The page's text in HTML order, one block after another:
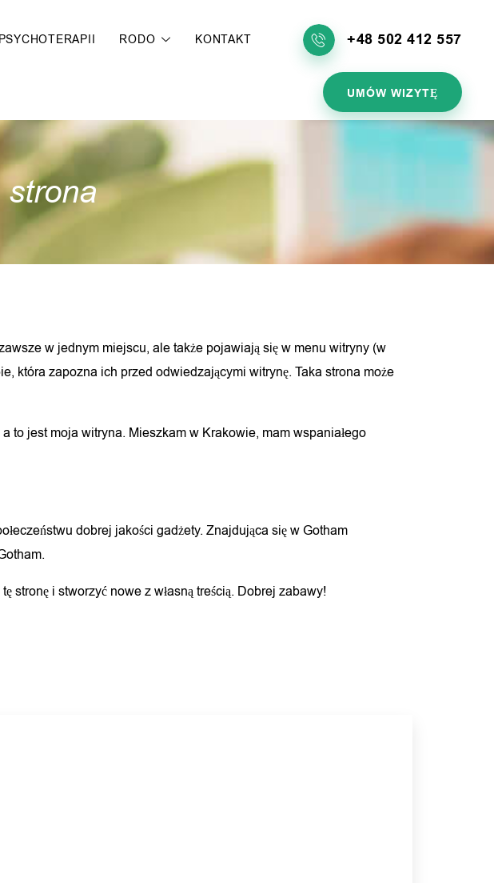
RODO KONTAKT +48 502 412 557
UMÓW WIZYTĘ
strona
w jednym miejscu, ale także pojawiają się w menu witryny (w
która zapozna ich przed odwiedzającymi witrynę. Taka strona może
to jest moja witryna. Mieszkam w Krakowie, mam wspaniałego
dobrej jakości gadżety. Znajdująca się w Gotham
stronę i stworzyć nowe z własną treścią. Dobrej zabawy!